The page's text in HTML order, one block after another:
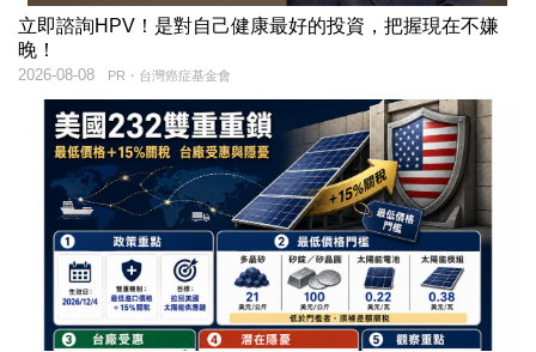
立即諮詢HPV！是對自己健康最好的投資，把握現在不嫌
晚！
PR・台灣癌症基金會
2026-08-08